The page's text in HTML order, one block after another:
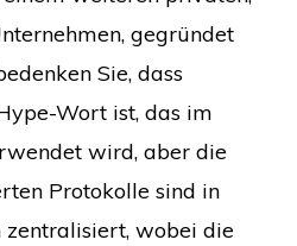
gegründet
Sie, dass
Wort ist, das im
wird, aber die
Protokolle sind in
wobei die